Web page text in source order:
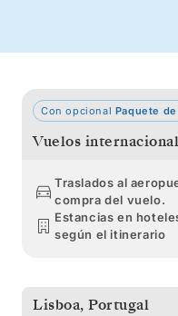
Nova, todo un
Con opcional Paquete
Vuelos
Traslados al
compra del vuelo.
Estancias en
según el itinerario
Lisboa, Portugal